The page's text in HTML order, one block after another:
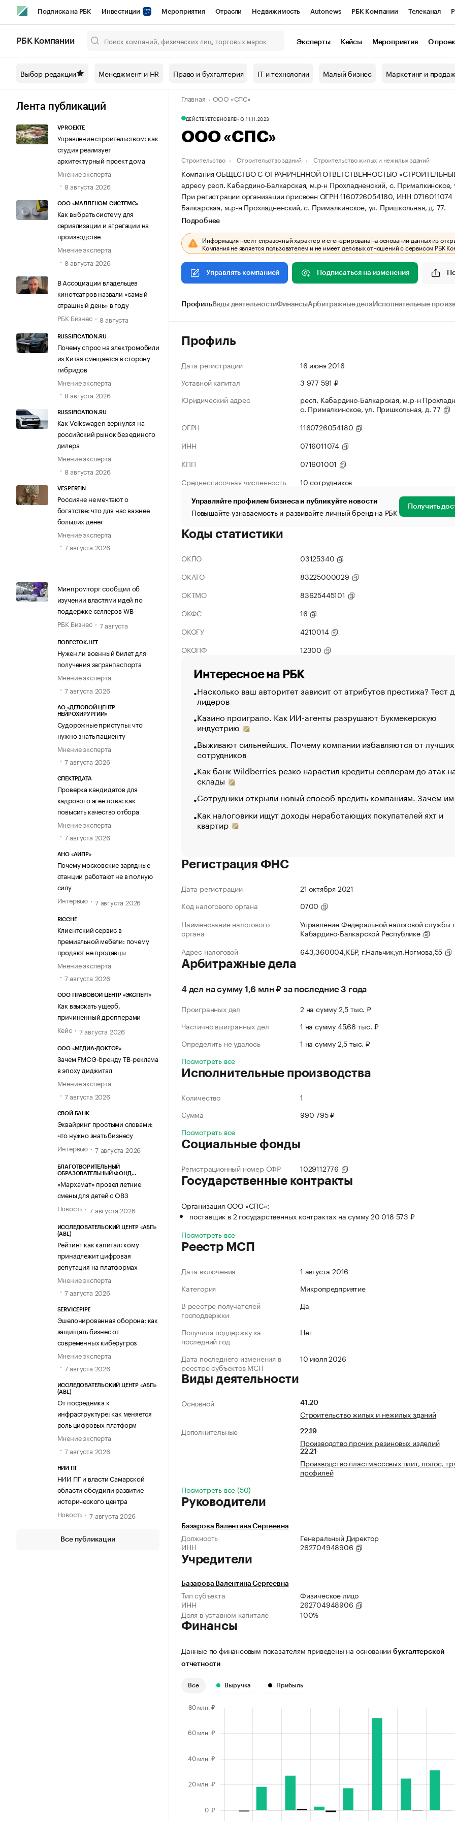
Подписка на РБК Инвестиции Мероприятия Отрасли Недвижимость Autonews РБК Компании Телеканал
Спецпроекты СПб Конференции СПб Спецпроекты Проверка контрагентов
Технологии и медиа Рынок наличной валюты
РБК Компании Эксперты Кейсы Мероприятия О
Выбор редакции Менеджмент и HR Право и бухгалтерия IT и технологии Малый бизнес Маркетинг и
Лента публикаций
VPROEKTE
Управление строительством: как
студия реализует
архитектурный проект дома
Мнение эксперта
8 августа 2026
ООО «МАЛЛЕНОМ СИСТЕМС»
Как выбрать систему для
сериализации и агрегации на
производстве
Мнение эксперта
8 августа 2026
В Ассоциации владельцев
кинотеатров назвали «самый
страшный день» в году
РБК Бизнес
8 августа
RUSSIFICATION.RU
Почему спрос на электромобили
из Китая смещается в сторону
гибридов
Мнение эксперта
8 августа 2026
RUSSIFICATION.RU
Как Volkswagen вернулся на
российский рынок без единого
дилера
Мнение эксперта
8 августа 2026
VESPERFIN
Россияне не мечтают о
богатстве: что для нас важнее
больших денег
Мнение эксперта
7 августа 2026
Минпромторг сообщил об
изучении властями идей по
поддержке селлеров WB
РБК Бизнес
7 августа
ПОВЕСТОК.НЕТ
Нужен ли военный билет для
получения загранпаспорта
Мнение эксперта
7 августа 2026
АО «ДЕЛОВОЙ ЦЕНТР
НЕЙРОХИРУРГИИ»
Судорожные приступы: что
нужно знать пациенту
Мнение эксперта
7 августа 2026
СПЕКТРДАТА
Проверка кандидатов для
кадрового агентства: как
повысить качество отбора
Мнение эксперта
7 августа 2026
АНО «АИПР»
Почему московские зарядные
станции работают не в полную
силу
Интервью
7 августа 2026
RICCHE
Клиентский сервис в
премиальной мебели: почему
продают не продавцы
Мнение эксперта
7 августа 2026
ООО ПРАВОВОЙ ЦЕНТР «ЭКСПЕРТ»
Как взыскать ущерб,
причиненный дропперами
Кейс
7 августа 2026
ООО «МЕДИА-ДОКТОР»
Зачем FMCG-бренду ТВ-реклама
в эпоху диджитал
Мнение эксперта
7 августа 2026
СВОЙ БАНК
Эквайринг простыми словами:
что нужно знать бизнесу
Интервью
7 августа 2026
БЛАГОТВОРИТЕЛЬНЫЙ
ОБРАЗОВАТЕЛЬНЫЙ ФОНД
«Мархамат» провел летние
смены для детей с ОВЗ
Новость
7 августа 2026
ИССЛЕДОВАТЕЛЬСКИЙ ЦЕНТР «АБП»
(ABL)
Рейтинг как капитал: кому
принадлежит цифровая
репутация на платформах
Мнение эксперта
7 августа 2026
SERVICEPIPE
Эшелонированная оборона: как
защищать бизнес от
современных киберугроз
Мнение эксперта
7 августа 2026
ИССЛЕДОВАТЕЛЬСКИЙ ЦЕНТР «АБП»
(ABL)
От посредника к
инфраструктуре: как меняется
роль цифровых платформ
Мнение эксперта
7 августа 2026
НИИ ПГ
НИИ ПГ и власти Самарской
области обсудили развитие
исторического центра
Новость
7 августа 2026
Все публикации
Главная ООО «СПС»
ДЕЙСТВУЕТОБНОВЛЕНО, 11.11.2023
ООО «СПС»
Строительство Строительство зданий Строительство жилых и нежилых зданий
Компания ОБЩЕСТВО С ОГРАНИЧЕННОЙ ОТВЕТСТВЕННОСТЬЮ «СТРОИТЕЛЬНЫЕ
адресу респ. Кабардино-Балкарская, м.р-н Прохладненский, с.
При регистрации организации присвоен ОГРН 1160726054180, ИНН
Балкарская, м.р-н Прохладненский, с. Прималкинское, ул. Пришкольная, д. 77.
Подробнее
Информация носит справочный характер и сгенерирована на основании данных из
Компания не является пользователем и не имеет деловых отношений с сервисом РБК
Управлять компанией Подписаться на изменения
ПрофильВиды деятельностиФинансыАрбитражные дела Исполнительные
Профиль
Дата регистрации
16 июня 2016
Уставной капитал
3 977 591 ₽
Юридический адрес
респ. Кабардино-Балкарская, м.р-н
с. Прималкинское, ул. Пришкольная, д. 77
ОГРН
1160726054180
ИНН
0716011074
КПП
071601001
Среднесписочная численность
10 сотрудников
Управляйте профилем бизнеса и публикуйте новости
Повышайте узнаваемость и развивайте личный бренд на РБК Получить
Коды статистики
ОКПО
03125340
ОКАТО
83225000029
ОКТМО
83625445101
ОКФС
16
ОКОГУ
4210014
ОКОПФ
12300
Интересное на РБК
Насколько ваш авторитет зависит от атрибутов престижа? Тест
лидеров
Казино проиграло. Как ИИ-агенты разрушают букмекерскую
индустрию
Выживают сильнейших. Почему компании избавляются от лучших
сотрудников
Как банк Wildberries резко нарастил кредиты селлерам до атак
склады
Сотрудники открыли новый способ вредить компаниям. Зачем
Как налоговики ищут доходы неработающих покупателей яхт и
квартир
Регистрация ФНС
Дата регистрации
21 октября 2021
Код налогового органа
0700
Наименование налогового
органа
Управление Федеральной налоговой службы
Кабардино-Балкарской Республике
Адрес налоговой
643,360004,КБР, г.Нальчик,ул.Ногмова,55
Арбитражные дела
4 дел на сумму 1,6 млн ₽ за последние 3 года
Проигранных дел
2 на сумму 2,5 тыс. ₽
Частично выигранных дел
1 на сумму 45,68 тыс. ₽
Определить не удалось
1 на сумму 2,5 тыс. ₽
Посмотреть все
Исполнительные производства
Количество
1
Сумма
990 795 ₽
Посмотреть все
Социальные фонды
Регистрационный номер СФР 1029112776
Государственные контракты
Организация ООО «СПС»:
поставщик в 2 государственных контрактах на сумму 20 018 573 ₽
Посмотреть все
Реестр МСП
Дата включения
1 августа 2016
Категория
Микропредприятие
В реестре получателей
господдержки
Да
Получила поддержку за
последний год
Нет
Дата последнего изменения в
реестре субъектов МСП
10 июля 2026
Виды деятельности
Основной 41.20
Строительство жилых и нежилых зданий
Дополнительные
22.19
Производство прочих резиновых изделий
22.21
Производство пластмассовых плит, полос,
профилей
Посмотреть все (50)
Руководители
Базарова Валентина Сергеевна
Должность
Генеральный Директор
ИНН
262704948906
Учредители
Базарова Валентина Сергеевна
Тип субъекта
Физическое лицо
ИНН
262704948906
Доля в уставном капитале
100%
Финансы
Данные по финансовым показателям приведены на основании бухгалтерской
отчетности
Все Выручка Прибыль